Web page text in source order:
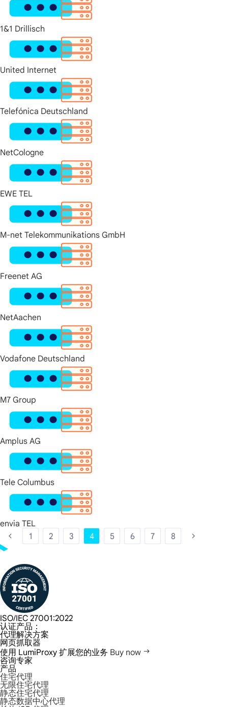
1&1 Drillisch
United Internet
Telefónica Deutschland
NetCologne
EWE TEL
M-net Telekommunikations GmbH
Freenet AG
NetAachen
Vodafone Deutschland
M7 Group
Amplus AG
Tele Columbus
envia TEL
1
2 3 4 5 6 7 8
ISO/IEC 27001:2022
认证产品：
代理解决方案
网页抓取器
使用 LumiProxy 扩展您的业务 Buy now
咨询专家
产品
住宅代理
无限住宅代理
静态住宅代理
静态数据中心代理